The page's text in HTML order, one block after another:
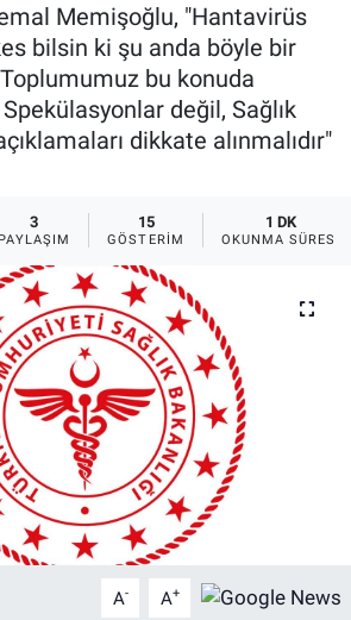
Memişoğlu, "Hantavirüs
bilsin ki şu anda böyle bir
bu konuda
değil, Sağlık
dikkate alınmalıdır"
3
PAYLAŞIM
15
GÖSTERIM
1 DK
OKUNMA SÜRESI
A- A+